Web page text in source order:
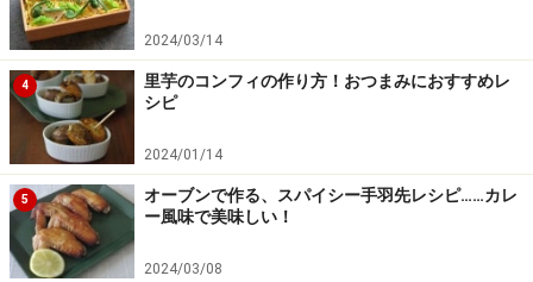
5
ミキサーで撹拌する。
4をミキサーで撹拌する。
うまく回らないときには少量の牛乳を加える。
2024/03/14
4
里芋のコンフィの作り方！おつまみにおすすめレ
シピ
2024/01/14
5
オーブンで作る、スパイシー手羽先レシピ……カレ
ー風味で美味しい！
2024/03/08